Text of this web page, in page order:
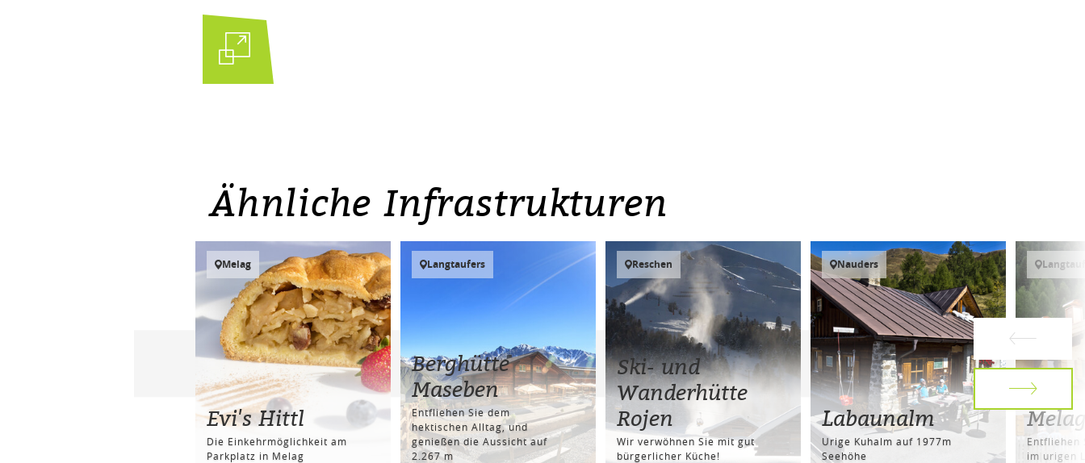
Ähnliche Infrastrukturen
Melag
Evi's Hittl
Die Einkehrmöglichkeit am
Parkplatz in Melag
Langtaufers
Berghütte
Maseben
Entfliehen Sie dem
hektischen Alltag, und
genießen die Aussicht auf
2.267 m
Reschen
Ski- und
Wanderhütte
Rojen
Wir verwöhnen Sie mit gut
bürgerlicher Küche!
Nauders
Labaunalm
Urige Kuhalm auf 1977m
Seehöhe
Entfliehen
im urigen